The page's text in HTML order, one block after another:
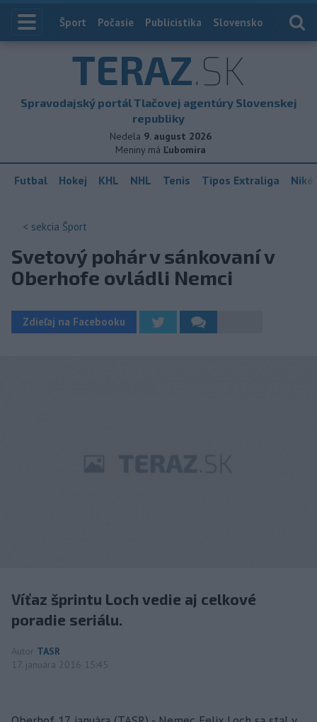
Index
Šport Počasie Publicistika Slovensko
TERAZ.SK
Spravodajský portál Tlačovej agentúry Slovenskej
republiky
Nedela 9. august 2026
Meniny má Ľubomíra
Futbal Hokej KHL NHL Tenis Tipos Extraliga
< sekcia Šport
Svetový pohár v sánkovaní v
Oberhofe ovládli Nemci
Zdieľaj na Facebooku
Víťaz šprintu Loch vedie aj celkové
poradie seriálu.
Autor TASR
17. januára 2016 15:45